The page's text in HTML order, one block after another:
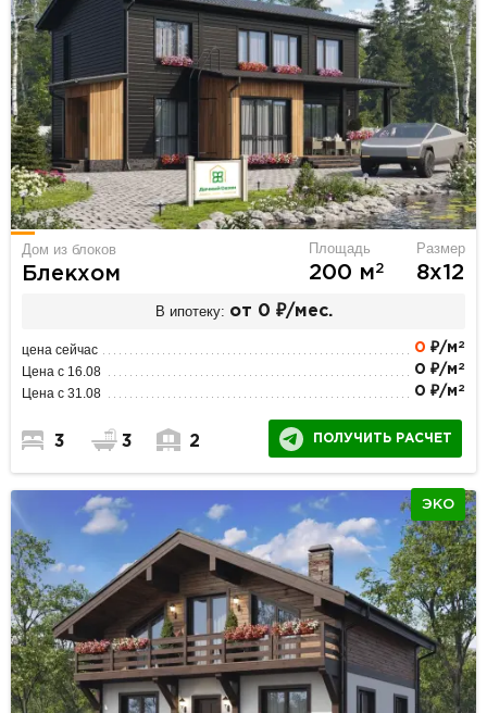
Дом из блоков
Блекхом
Площадь
200 м2
Размер
8х12
В ипотеку: от 0 ₽/мес.
цена сейчас 0 ₽/м 2
Цена с 16.08 0 ₽/м 2
Цена с 31.08 0 ₽/м 2
3 3 2 ПОЛУЧИТЬ РАСЧЕТ
ЭКО